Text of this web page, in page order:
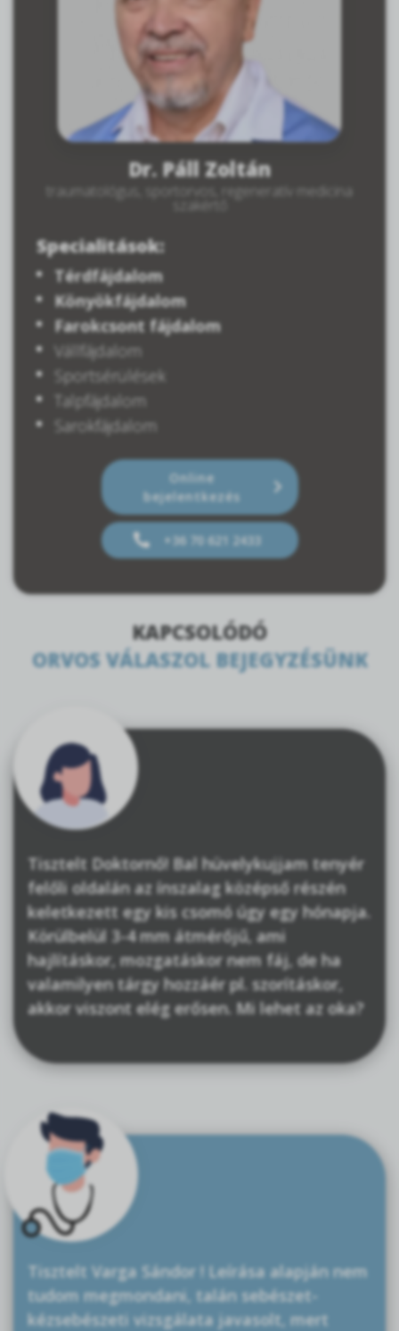
Dr. Páll Zoltán
traumatológus, sportorvos, regeneratív medicina
szakértő
Specialitások:
Térdfájdalom
Könyökfájdalom
Farokcsont fájdalom
Vállfájdalom
Sportsérülések
Talpfájdalom
Sarokfájdalom
Online
bejelentkezés
+36 70 621 2433
KAPCSOLÓDÓ
ORVOS VÁLASZOL BEJEGYZÉSÜNK
Tisztelt Doktornő! Bal hüvelykujjam tenyér
felőli oldalán az ínszalag középső részén
keletkezett egy kis csomó úgy egy hónapja.
Körülbelül 3-4 mm átmérőjű, ami
hajlításkor, mozgatáskor nem fáj, de ha
valamilyen tárgy hozzáér pl. szorításkor,
akkor viszont elég erősen. Mi lehet az oka?
Tisztelt Varga Sándor ! Leírása alapján nem
tudom megmondani, talán sebészet-
kézsebészeti vizsgálata javasolt, mert